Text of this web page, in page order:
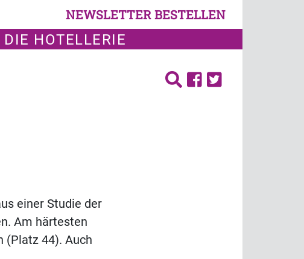
NEWSLETTER BESTELLEN
HOTELLERIE
einer Studie der
Am härtesten
(Platz 44). Auch